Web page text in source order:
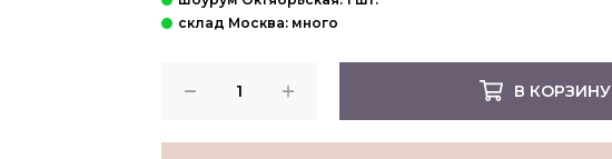
В КОРЗИНУ